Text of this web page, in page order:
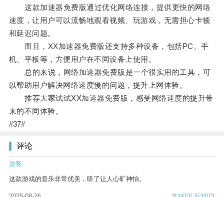
这款加速器免费版通过优化网络连接，提供更快的网络
速度，让用户可以流畅地观看视频、玩游戏，无需担心卡顿
和延迟问题。
而且，XX加速器免费版还支持多种设备，包括PC、手
机、平板等，方便用户在不同设备上使用。
总的来说，网络加速器免费版是一个很实用的工具，可
以帮助用户解决网络速度慢的问题，提升上网体验。
推荐大家试试XX加速器免费版，感受网络速度的提升带
来的不同体验。
#37#
评论
游客
这款游戏的音乐非常优美，听了让人心旷神怡。